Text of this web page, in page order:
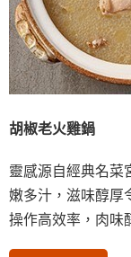
胡椒老火雞鍋
靈感源自經典名菜
嫩多汁，滋味醇厚
操作高效率，肉味